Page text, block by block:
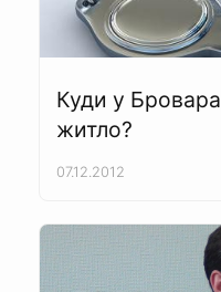
Куди у
житло?
07.12.2012